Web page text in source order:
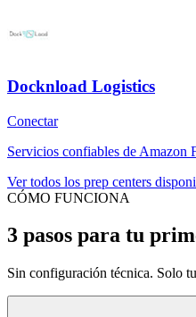
Docknload Logistics
Conectar
Servicios confiables de
Ver todos los prep centers
CÓMO FUNCIONA
3 pasos para tu
Sin configuración técnica. Solo